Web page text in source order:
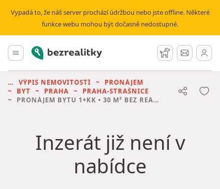
Vypadá to, že náš server prochází údržbou nebo jste offline. Některé
funkce webu mohou být dočasně nedostupné.
Hlavní menu
Bezrealitky Hlídací pes
Zprávy
VÝPIS NEMOVITOSTÍ
PRONÁJEM
BYT
PRAHA
PRAHA-STRAŠNICE
PRONÁJEM BYTU 1+KK • 30 M² BEZ REALITKY
Inzerát již není v
nabídce